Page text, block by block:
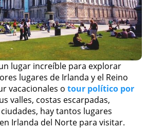
lugar increíble para explorar
lugares de Irlanda y el Reino
vacacionales o tour político por
valles, costas escarpadas,
hay tantos lugares
Irlanda del Norte para visitar.